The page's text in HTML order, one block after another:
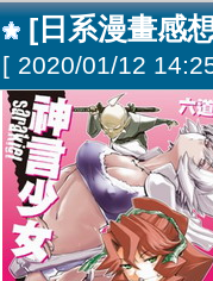
[日系漫畫感
[ 2020/01/12